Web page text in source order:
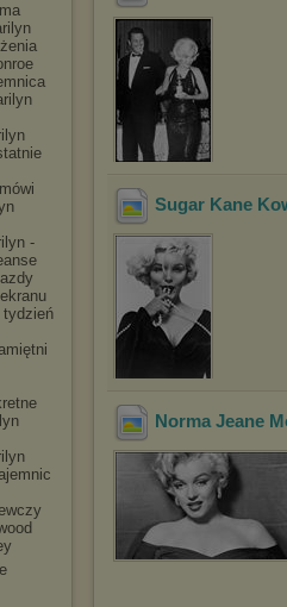
a
a
-
tydzień
d
Sugar Kane
Norma Jeane